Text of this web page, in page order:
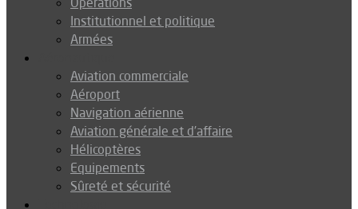
Institutionnel et politique
Armées
Aviation commerciale
Aéroport
Navigation aérienne
Aviation générale et d’affaire
Hélicoptères
Equipements
Sûreté et sécurité